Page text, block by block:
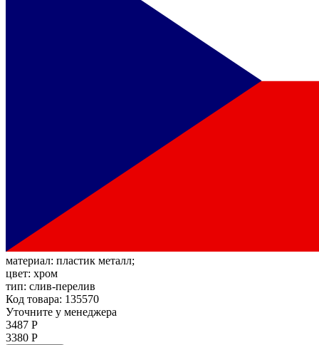
материал: пластик металл;
цвет: хром
тип: слив-перелив
Код товара: 135570
Уточните у менеджера
3487 Р
3380 Р